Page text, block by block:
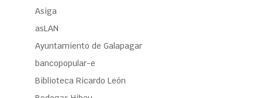
Asiga
asLAN
Ayuntamiento de Galapagar
bancopopular-e
Biblioteca Ricardo León